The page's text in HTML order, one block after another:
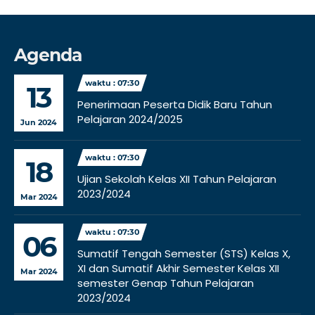
Agenda
13
Jun 2024
waktu : 07:30
Penerimaan Peserta Didik Baru Tahun
Pelajaran 2024/2025
18
Mar 2024
waktu : 07:30
Ujian Sekolah Kelas XII Tahun Pelajaran
2023/2024
06
Mar 2024
waktu : 07:30
Sumatif Tengah Semester (STS) Kelas X,
XI dan Sumatif Akhir Semester Kelas XII
semester Genap Tahun Pelajaran
2023/2024